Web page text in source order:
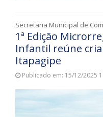
Secretaria Municipal de
1ª Edição
Infantil reúne
Itapagipe
Publicado em: 15/12/2025